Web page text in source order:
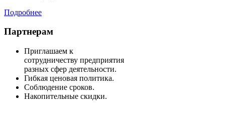
Подробнее
Партнерам
Приглашаем к
сотрудничеству предприятия
разных сфер деятельности.
Гибкая ценовая политика.
Соблюдение сроков.
Накопительные скидки.